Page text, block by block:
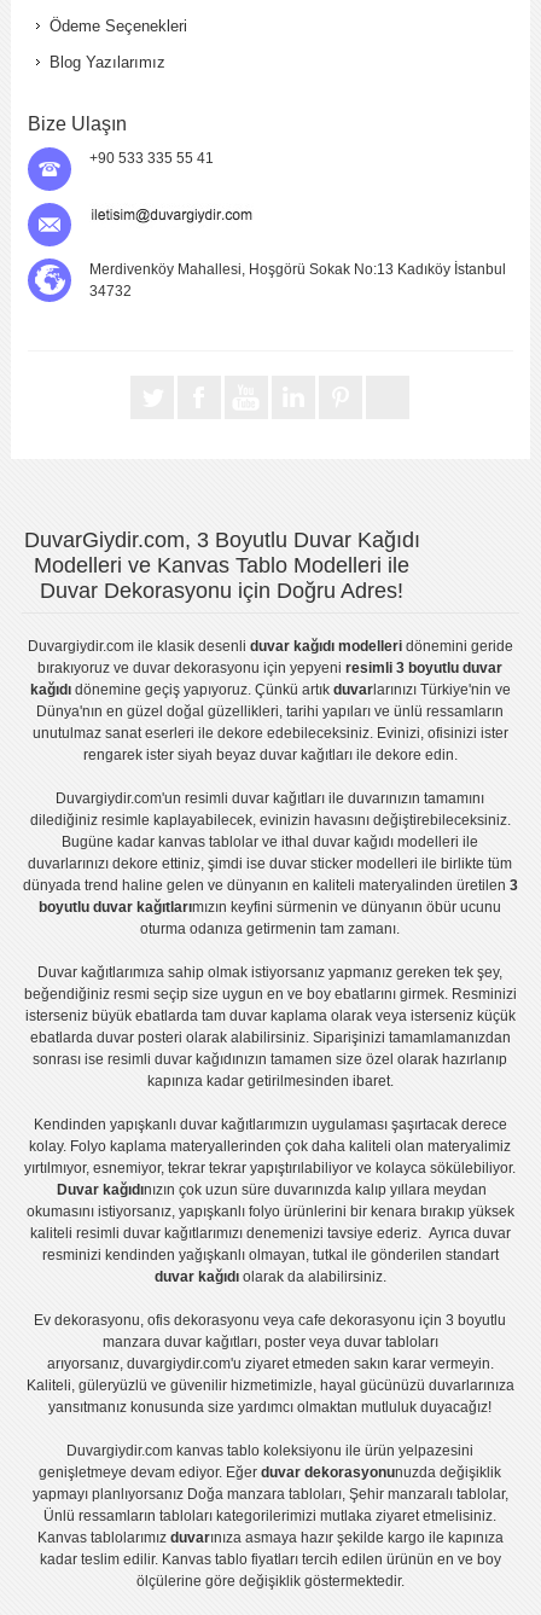
Ödeme Seçenekleri
Blog Yazılarımız
Bize Ulaşın
+90 533 335 55 41
Merdivenköy Mahallesi, Hoşgörü Sokak No:13 Kadıköy İstanbul
34732
DuvarGiydir.com, 3 Boyutlu Duvar Kağıdı
Modelleri ve Kanvas Tablo Modelleri ile
Duvar Dekorasyonu için Doğru Adres!
Duvargiydir.comile klasik desenli duvar kağıdı modelleridönemini geride
bırakıyoruz veduvar dekorasyonu için yepyeniresimli 3 boyutlu duvar
kağıdıdönemine geçiş yapıyoruz. Çünkü artık duvarlarınızı Türkiye'nin ve
Dünya'nın en güzel doğal güzellikleri, tarihi yapıları ve ünlü ressamların
unutulmaz sanat eserleri ile dekore edebileceksiniz. Evinizi, ofisinizi ister
rengarek ister siyah beyaz duvar kağıtlarıile dekore edin.
Duvargiydir.com'unresimli duvar kağıtları ile duvarınızın tamamını
dilediğiniz resimle kaplayabilecek, evinizin havasını değiştirebileceksiniz.
Bugüne kadar kanvas tablo lar veithal duvar kağıdı modelleri ile
duvarlarınızı dekore ettiniz, şimdi iseduvar sticker modelleri ile birlikte tüm
dünyada trend haline gelen ve dünyanın en kaliteli materyalinden üretilen 3
boyutlu duvar kağıtlarımızın keyfini sürmenin ve dünyanın öbür ucunu
oturma odanıza getirmenin tam zamanı.
Duvar kağıtlarımıza sahip olmak istiyorsanız yapmanız gereken tek şey,
beğendiğiniz resmi seçip size uygun en ve boy ebatlarını girmek. Resminizi
isterseniz büyük ebatlarda tam duvar kaplamaolarak veya isterseniz küçük
ebatlarda duvar posteri olarak alabilirsiniz. Siparişinizi tamamlamanızdan
sonrası iseresimli duvar kağıdınızın tamamen size özel olarak hazırlanıp
kapınıza kadar getirilmesinden ibaret.
Kendinden yapışkanlı duvar kağıtlarımızın uygulamasışaşırtacak derece
kolay. Folyo kaplama materyallerinden çok daha kaliteli olanmateryalimiz
yırtılmıyor, esnemiyor, tekrar tekrar yapıştırılabiliyor ve kolayca sökülebiliyor.
Duvar kağıdınızın çok uzun süre duvarınızda kalıp yıllara meydan
okumasını istiyorsanız, yapışkanlı folyoürünlerini bir kenara bırakıp yüksek
kaliteli resimli duvar kağıtlarımızı denemenizi tavsiye ederiz. Ayrıca duvar
resminizi kendinden yağışkanlı olmayan, tutkal ile gönderilen standart
duvar kağıdıolarak da alabilirsiniz.
Ev dekorasyonu,ofis dekorasyonu veyacafe dekorasyonu için3 boyutlu
manzara duvar kağıtları, posterveya duvar tabloları
arıyorsanız, duvargiydir.com'u ziyaret etmeden sakın karar vermeyin.
Kaliteli, güleryüzlü ve güvenilir hizmetimizle, hayal gücünüzü duvarlarınıza
yansıtmanız konusunda size yardımcı olmaktan mutluluk duyacağız!
Duvargiydir.com kanvas tablo koleksiyonu ile ürün yelpazesini
genişletmeye devam ediyor. Eğerduvar dekorasyonunuzda değişiklik
yapmayı planlıyorsanız Doğa manzara tabloları, Şehir manzaralı tablolar,
Ünlü ressamların tabloları kategorilerimizi mutlaka ziyaret etmelisiniz.
Kanvas tablolarımız duvarınıza asmaya hazır şekilde kargo ile kapınıza
kadar teslim edilir. Kanvas tablo fiyatlarıtercih edilen ürünün en ve boy
ölçülerine göre değişiklik göstermektedir.